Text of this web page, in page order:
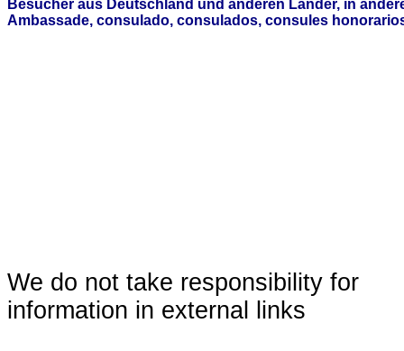
Besucher aus Deutschland und anderen Länder, in
Ambassade, consulado, consulados, consules
We do not take responsibility for
information in external links